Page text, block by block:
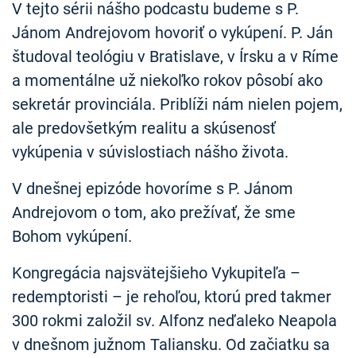
V tejto sérii nášho podcastu budeme s P.
Jánom Andrejovom hovoriť o vykúpení. P. Ján
študoval teológiu v Bratislave, v Írsku a v Ríme
a momentálne už niekoľko rokov pôsobí ako
sekretár provinciála. Priblíži nám nielen pojem,
ale predovšetkým realitu a skúsenosť
vykúpenia v súvislostiach nášho života.
V dnešnej epizóde hovoríme s P. Jánom
Andrejovom o tom, ako prežívať, že sme
Bohom vykúpení.
Kongregácia najsvätejšieho Vykupiteľa –
redemptoristi – je rehoľou, ktorú pred takmer
300 rokmi založil sv. Alfonz neďaleko Neapola
v dnešnom južnom Taliansku. Od začiatku sa